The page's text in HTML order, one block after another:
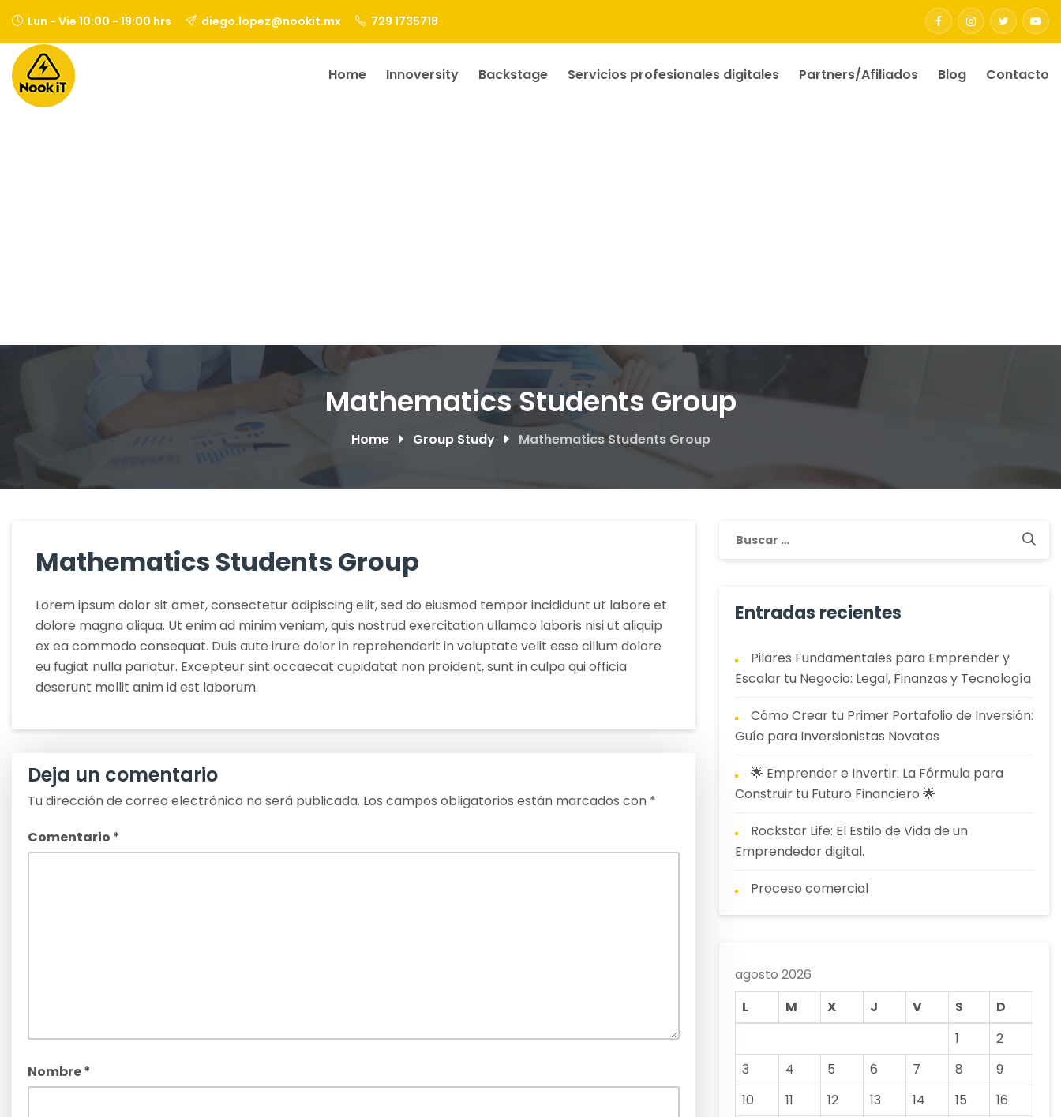
content
Lun - Vie 10:00 - 19:00 hrs diego.lopez@nookit.mx 729 1735718
Home Innoversity Backstage Servicios profesionales digitales Partners/Afiliados Blog Contacto
Mathematics Students Group
Home Group Study Mathematics Students Group
Mathematics Students Group
Lorem ipsum dolor sit amet, consectetur adipiscing elit, sed do eiusmod tempor incididunt ut labore et
dolore magna aliqua. Ut enim ad minim veniam, quis nostrud exercitation ullamco laboris nisi ut aliquip
ex ea commodo consequat. Duis aute irure dolor in reprehenderit in voluptate velit esse cillum dolore
eu fugiat nulla pariatur. Excepteur sint occaecat cupidatat non proident, sunt in culpa qui officia
deserunt mollit anim id est laborum.
Deja un comentario
Tu dirección de correo electrónico no será publicada. Los campos obligatorios están marcados con *
Comentario *
Nombre*
Entradas recientes
Pilares Fundamentales para Emprender y
Escalar tu Negocio: Legal, Finanzas y Tecnología
Cómo Crear tu Primer Portafolio de Inversión:
Guía para Inversionistas Novatos
🌟 Emprender e Invertir: La Fórmula para
Construir tu Futuro Financiero 🌟
Rockstar Life: El Estilo de Vida de un
Emprendedor digital.
Proceso comercial
agosto 2026
L
M X J V S
D
1
2
3
4 5 6 7 8
9
10
11 12 13 14 15
16